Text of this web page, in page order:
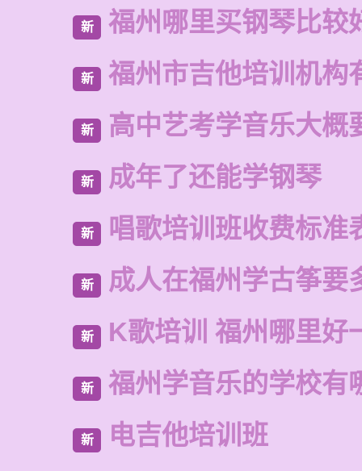
新 福州哪里买钢琴比较
新 福州市吉他培训机构
新 高中艺考学音乐大概
新 成年了还能学钢琴
新 唱歌培训班收费标准
新 成人在福州学古筝要
新 K歌培训 福州哪里好
新 福州学音乐的学校有
新 电吉他培训班